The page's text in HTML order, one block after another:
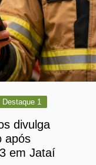
Destaque 1
divulga
após
em Jataí